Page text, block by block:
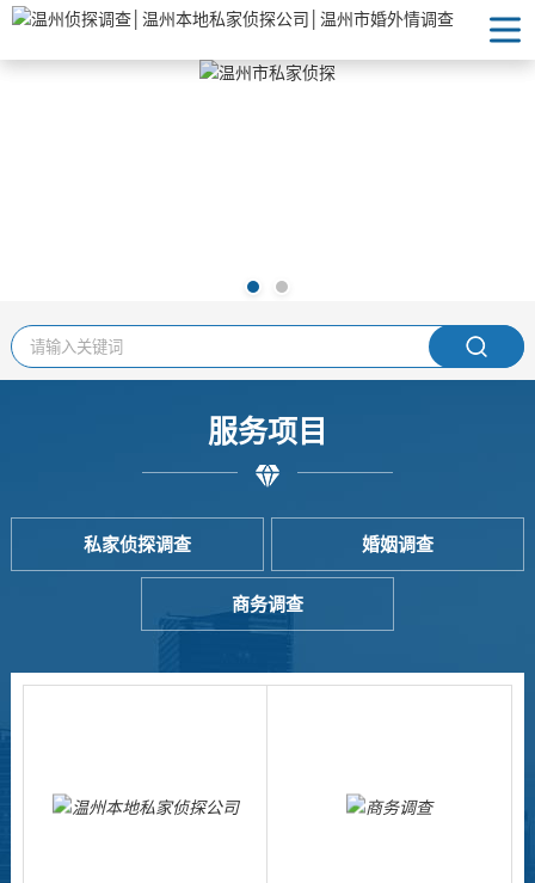
在线留言
服务项目
私家侦探调查 婚姻调查
商务调查